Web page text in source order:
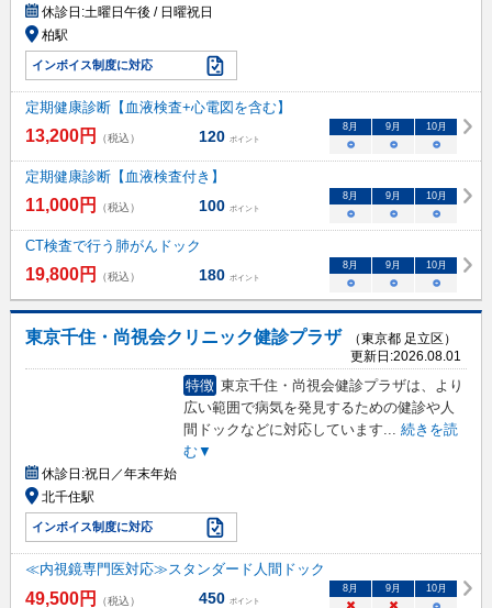
休診日:土曜日午後 / 日曜祝日
柏駅
インボイス制度に対応
定期健康診断【血液検査+心電図を含む】
13,200円 （税込） 120 ポイント
8 月 9 月 10月
○ ○ ○
定期健康診断【血液検査付き】
11,000円 （税込） 100 ポイント
8 月 9 月 10月
○ ○ ○
CT検査で行う肺がんドック
19,800円 （税込） 180 ポイント
8 月 9 月 10月
○ ○ ○
東京千住・尚視会クリニック健診プラザ
（東京都 足立区）
更新日:2026.08.01
特徴 東京千住・尚視会健診プラザは、より
広い範囲で病気を発見するための健診や人
間ドックなどに対応しています... 続きを読
む▼
休診日:祝日／年末年始
北千住駅
インボイス制度に対応
≪内視鏡専門医対応≫スタンダード人間ドック
49,500円 （税込） 450 ポイント
8月 9月 10月